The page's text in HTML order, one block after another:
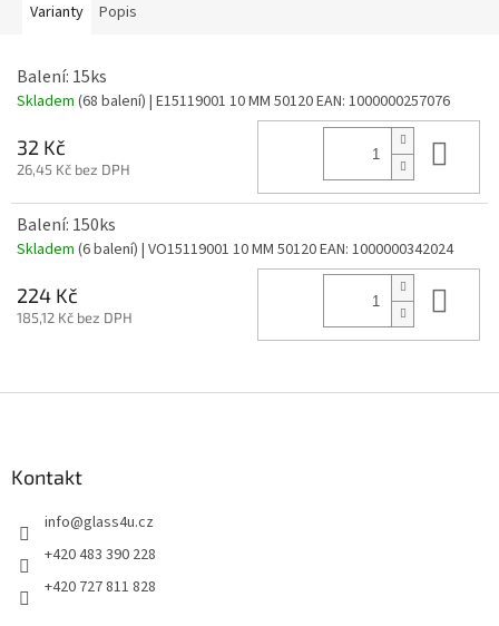
Varianty Popis
Balení: 15ks
Skladem (68 balení) | E15119001 10 MM 50120EAN: 1000000257076
32 Kč
26,45 Kč bez DPH
Balení: 150ks
Skladem (6 balení) | VO15119001 10 MM 50120EAN: 1000000342024
224 Kč
185,12 Kč bez DPH
Kontakt
info@glass4u.cz
+420 483 390 228
+420 727 811 828